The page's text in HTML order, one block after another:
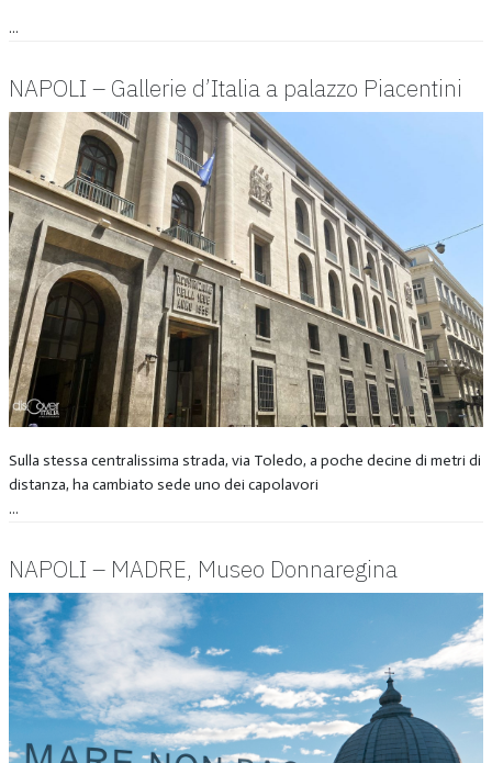
...
NAPOLI – Gallerie d’Italia a palazzo Piacentini
Sulla stessa centralissima strada, via Toledo, a poche decine di metri di
distanza, ha cambiato sede uno dei capolavori
...
NAPOLI – MADRE, Museo Donnaregina